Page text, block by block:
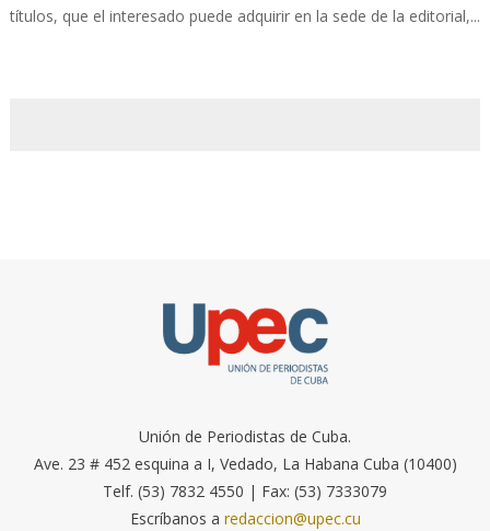
títulos, que el interesado puede adquirir en la sede de la editorial,...
Unión de Periodistas de Cuba.
Ave. 23 # 452 esquina a I, Vedado, La Habana Cuba (10400)
Telf. (53) 7832 4550 | Fax: (53) 7333079
Escríbanos a redaccion@upec.cu